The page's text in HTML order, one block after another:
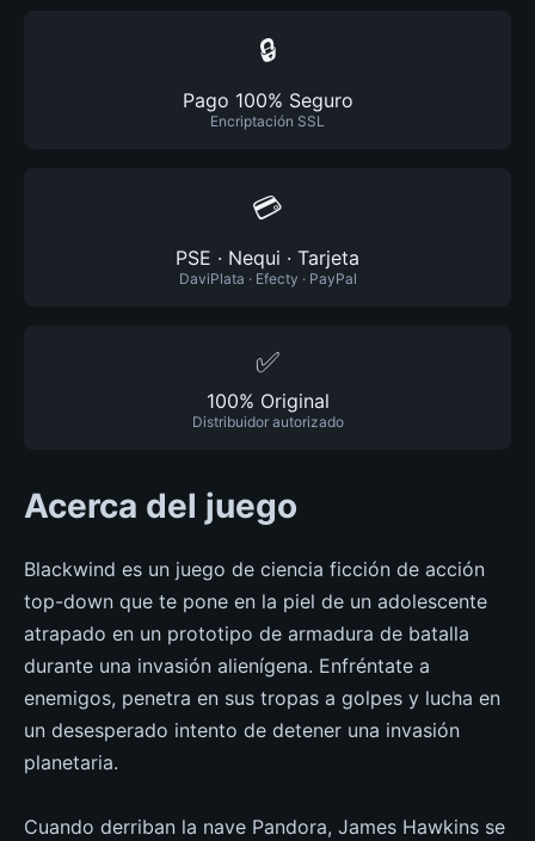
🔒
Pago 100% Seguro
Encriptación SSL
💳
PSE · Nequi · Tarjeta
DaviPlata · Efecty · PayPal
✅
100% Original
Distribuidor autorizado
Acerca del juego
Blackwind es un juego de ciencia ficción de acción
top-down que te pone en la piel de un adolescente
atrapado en un prototipo de armadura de batalla
durante una invasión alienígena. Enfréntate a
enemigos, penetra en sus tropas a golpes y lucha en
un desesperado intento de detener una invasión
planetaria.
Cuando derriban la nave Pandora, James Hawkins se